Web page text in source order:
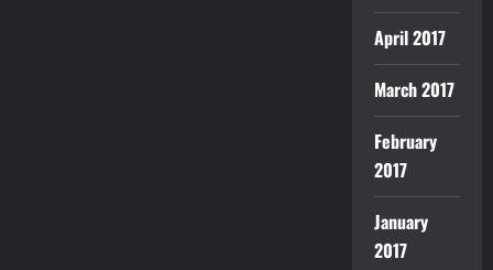
April 2017
March 2017
February
2017
January
2017